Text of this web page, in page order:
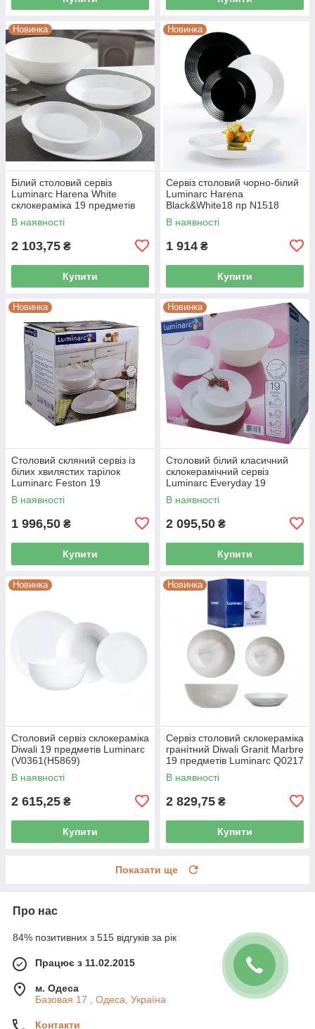
Новинка
Білий столовий сервіз
Luminarc Harena White
склокераміка 19 предметів
(L3271)
В наявності
2 103,75 ₴
Купити
Новинка
Сервіз столовий чорно-білий
Luminarc Harena
Black&White18 пр N1518
В наявності
1 914 ₴
Купити
Новинка
Столовий скляний сервіз із
білих хвилястих тарілок
Luminarc Feston 19
предметів (14977)
В наявності
1 996,50 ₴
Купити
Новинка
Столовий білий класичний
склокерамічний сервіз
Luminarc Everyday 19
предметів (G0567)
В наявності
2 095,50 ₴
Купити
Новинка
Столовий сервіз склокераміка
Diwali 19 предметів Luminarc
(V0361(H5869)
В наявності
2 615,25 ₴
Купити
Новинка
Сервіз столовий склокераміка
гранітний Diwali Granit Marbre
19 предметів Luminarc Q0217
В наявності
2 829,75 ₴
Купити
Показати ще
Про нас
84% позитивних з 515 відгуків за рік
Працює з 11.02.2015
м. Одеса
Базовая 17 , Одеса, Україна
Контакти